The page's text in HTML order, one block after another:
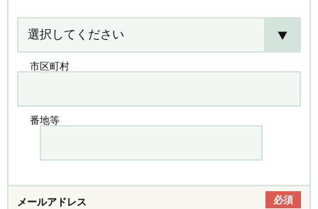
市区町村
番地等
メールアドレス 必須